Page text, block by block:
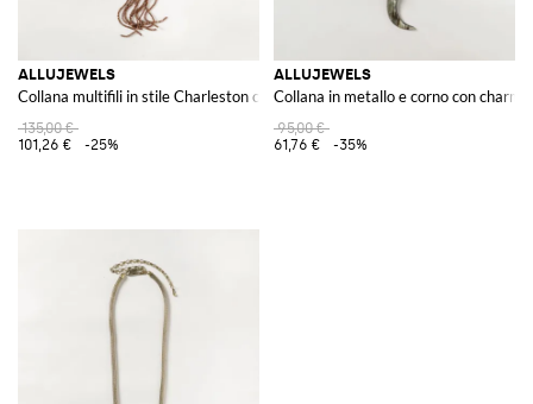
ALLUJEWELS
Collana multifili in stile Charleston con perline bicolore in resina
135,00 €
101,26 €
-25%
ALLUJEWELS
Collana in metallo e corno con charm
95,00 €
61,76 €
-35%